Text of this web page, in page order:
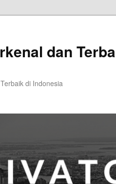
dan
di Indonesia